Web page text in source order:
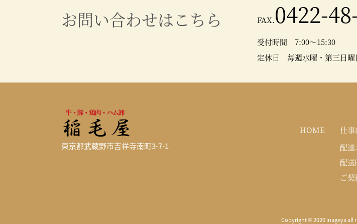
お問い合わせはこちら FAX.0422-
受付時間 7:00～15:30
定休日 毎週水曜・第三日曜
東京都武蔵野市吉祥寺南町3-7-1
HOME
仕
配達
配送
ご
Copyright © 2020 inageya all